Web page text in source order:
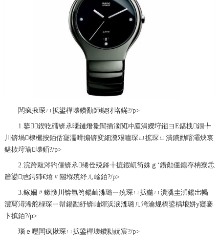
闆疯揪琛ㄩ拡鍙樿壊鐨勫師鍥犲垎鏋?/p>
1.鐜鍥犵礌锛氶暱鏈熸毚闇插湪闃冲厜涓嬫垨鎺ヨЕ鍖栧鐗╄
川锛堝棣欐按銆佸寲濡嗗搧锛変細瀵艰嚧琛ㄩ拡琛ㄩ潰鐨勯噾灞炴哀
鍖栨垨瑜壊銆?/p>
2.浣跨敤涔犳儻锛氶绻佺殑鎽╂摝鍜屼笉姝ｇ‘鐨勪僵鎴存柟寮忎
篃鍙兘鍔犻€熻〃閽堢殑纾ㄦ崯銆?/p>
3.鎵嬭〃鏉愯川锛氫笉鍚屾潗璐ㄧ殑琛ㄩ拡鍦ㄩ潰瀵圭浉鍚岀幆
澧冩潯浠舵椂琛ㄧ幇鍚勫紓锛屾煇浜涙潗璐ㄦ洿瀹规槗鍙楀埌姘у寲褰
卞搷銆?/p>
瑙ｅ喅闆疯揪琛ㄩ拡鍙樿壊鐨勬妧宸?/p>